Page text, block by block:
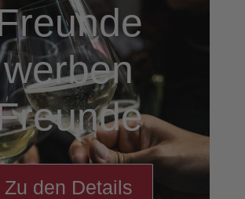
werben
Zu den Details